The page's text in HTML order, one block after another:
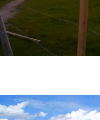
Claudiundmathias